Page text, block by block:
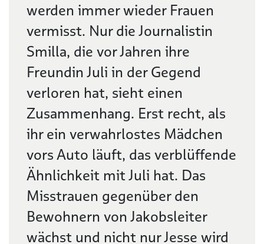
werden immer wieder Frauen
vermisst. Nur die Journalistin
Smilla, die vor Jahren ihre
Freundin Juli in der Gegend
verloren hat, sieht einen
Zusammenhang. Erst recht, als
ihr ein verwahrlostes Mädchen
vors Auto läuft, das verblüffende
Ähnlichkeit mit Juli hat. Das
Misstrauen gegenüber den
Bewohnern von Jakobsleiter
wächst und nicht nur Jesse wird